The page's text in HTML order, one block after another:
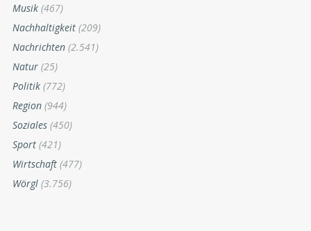
Musik (467)
Nachhaltigkeit (209)
Nachrichten (2.541)
Natur (25)
Politik (772)
Region (944)
Soziales (450)
Sport (421)
Wirtschaft (477)
Wörgl (3.756)